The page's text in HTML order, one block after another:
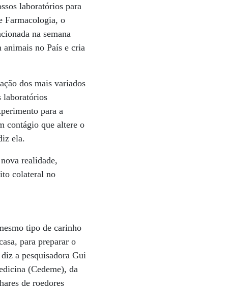
laboratórios para
Farmacologia, o
na semana
animais no País e cria
dos mais variados
laboratórios
para a
contágio que altere o
ela.
realidade,
colateral no
tipo de carinho
para preparar o
a pesquisadora Gui
(Cedeme), da
de roedores